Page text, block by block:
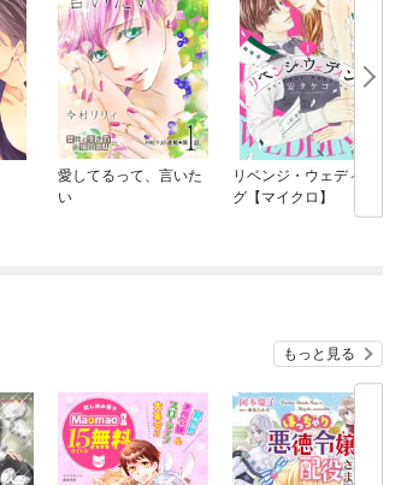
愛してるって、言いた
い
リベンジ・ウェディン
グ【マイクロ】
もっと見る